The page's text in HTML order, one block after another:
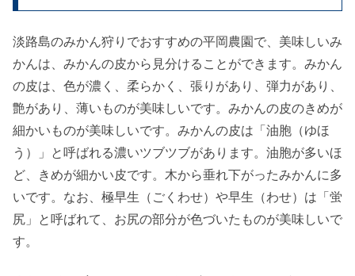
淡路島のみかん狩りでおすすめの平岡農園で、美味しいみ
かんは、みかんの皮から見分けることができます。みかん
の皮は、色が濃く、柔らかく、張りがあり、弾力があり、
艶があり、薄いものが美味しいです。みかんの皮のきめが
細かいものが美味しいです。みかんの皮は「油胞（ゆほ
う）」と呼ばれる濃いツブツブがあります。油胞が多いほ
ど、きめが細かい皮です。木から垂れ下がったみかんに多
いです。なお、極早生（ごくわせ）や早生（わせ）は「蛍
尻」と呼ばれて、お尻の部分が色づいたものが美味しいで
す。